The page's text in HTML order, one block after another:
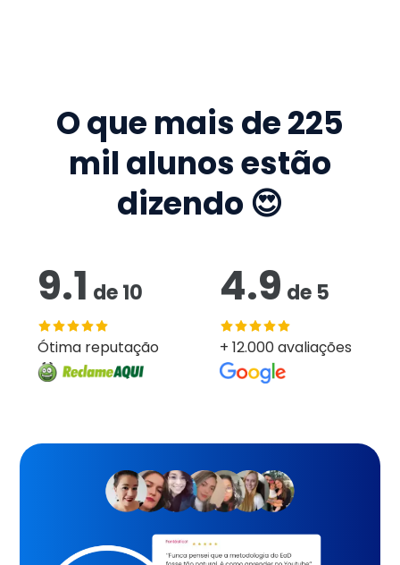
O que mais de225
mil alunos estão
dizendo 😍
9.1 de10
Ótima reputação
4.9 de 5
+ 12.000 avaliações